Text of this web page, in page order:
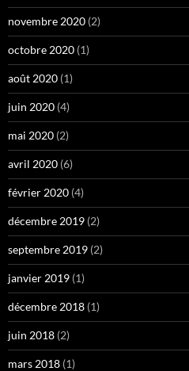
novembre 2020 (2)
octobre 2020 (1)
août 2020 (1)
juin 2020 (4)
mai 2020 (2)
avril 2020 (6)
février 2020 (4)
décembre 2019 (2)
septembre 2019 (2)
janvier 2019 (1)
décembre 2018 (1)
juin 2018 (2)
mars 2018 (1)